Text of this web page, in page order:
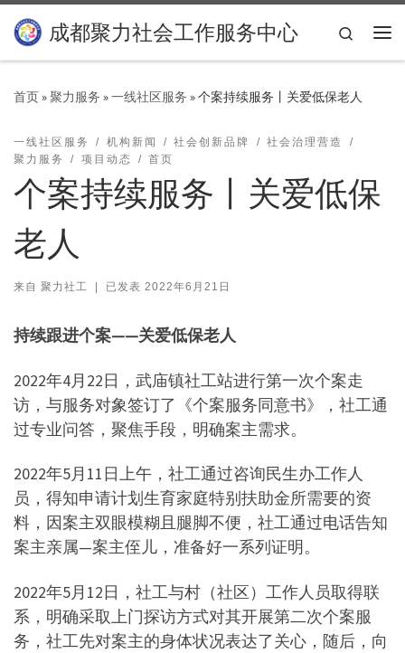
Skip to content
成都聚力社会工作服务中心
Search
首页»聚力服务 »一线社区服务 »个案持续服务丨关爱低保老人
一线社区服务 机构新闻 社会创新品牌
社会治理营造
聚力服务
项目动态 首页
个案持续服务丨关爱低保
老人
来自 聚力社工 已发表 2022年6月21日
持续跟进个案——关爱低保老人
2022年4月22日，武庙镇社工站进行第一次个案走
访，与服务对象签订了《个案服务同意书》，社工通
过专业问答，聚焦手段，明确案主需求。
2022年5月11日上午，社工通过咨询民生办工作人
员，得知申请计划生育家庭特别扶助金所需要的资
料，因案主双眼模糊且腿脚不便，社工通过电话告知
案主亲属—案主侄儿，准备好一系列证明。
2022年5月12日，社工与村（社区）工作人员取得联
系，明确采取上门探访方式对其开展第二次个案服
务，社工先对案主的身体状况表达了关心，随后，向